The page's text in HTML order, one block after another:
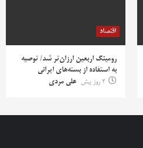
اقتصاد
رومینگ اربعین ارزان‌تر شد/ توصیه
به استفاده از بسته‌های ایرانی
2 روز پیش
علی مردی